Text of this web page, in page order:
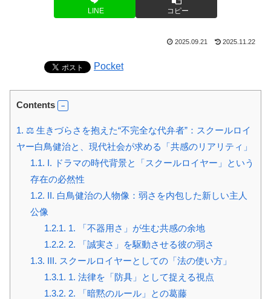
LINE コピー
2025.09.21 2025.11.22
Pocket
Contents
1. ⚖️ 生きづらさを抱えた“不完全な代弁者”：スクールロイ
ヤー白鳥健治と、現代社会が求める「共感のリアリティ」
1.1. I. ドラマの時代背景と「スクールロイヤー」という
存在の必然性
1.2. II. 白鳥健治の人物像：弱さを内包した新しい主人
公像
1.2.1. 1. 「不器用さ」が生む共感の余地
1.2.2. 2. 「誠実さ」を駆動させる彼の弱さ
1.3. III. スクールロイヤーとしての「法の使い方」
1.3.1. 1. 法律を「防具」として捉える視点
1.3.2. 2. 「暗黙のルール」との葛藤